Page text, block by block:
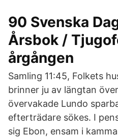
90 Svenska
Årsbok /
årgången
Samling 11:45, Folkets
brinner ju av längtan
övervakade Lundo
efterträdare sökes. I
sig Ebon, ensam i